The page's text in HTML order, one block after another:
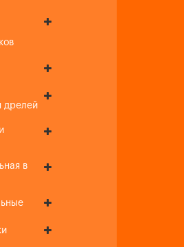
дрелей
в